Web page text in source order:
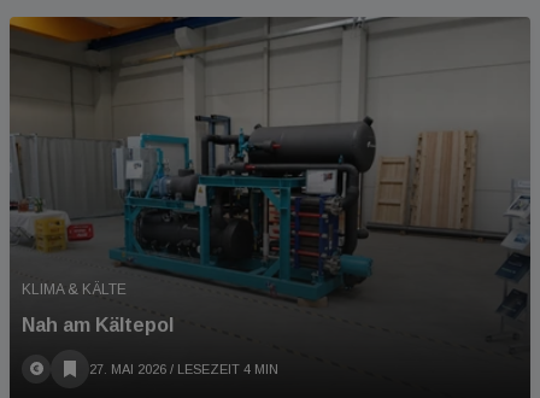
KLIMA & KÄLTE
Nah am Kältepol
27. MAI 2026 / LESEZEIT 4 MIN